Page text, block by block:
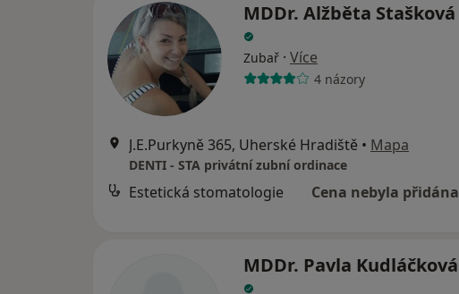
MDDr. Alžběta Stašková
Zubař · Více
4 názory
J.E.Purkyně 365, Uherské Hradiště • Mapa
DENTI - STA privátní zubní ordinace
Estetická stomatologie Cena nebyla přidána
MDDr. Pavla Kudláčková